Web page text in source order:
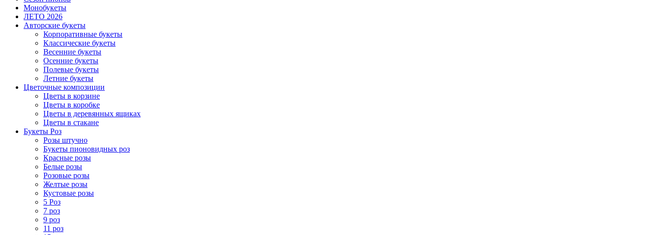
Монобукеты
ЛЕТО 2026
Авторские букеты
Корпоративные букеты
Классические букеты
Весенние букеты
Осенние букеты
Полевые букеты
Летние букеты
Цветочные композиции
Цветы в корзине
Цветы в коробке
Цветы в деревянных ящиках
Цветы в стакане
Букеты Роз
Розы штучно
Букеты пионовидных роз
Красные розы
Белые розы
Розовые розы
Желтые розы
Кустовые розы
5 Роз
7 роз
9 роз
11 роз